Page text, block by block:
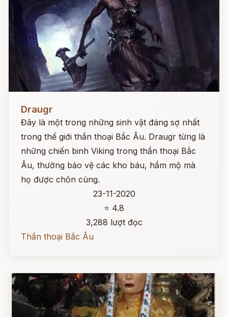
Draugr
Đây là một trong những sinh vật đáng sợ nhất
trong thế giới thần thoại Bắc Âu. Draugr từng là
những chiến binh Viking trong thần thoại Bắc
Âu, thường bảo vệ các kho báu, hầm mộ mà
họ được chôn cùng.
23-11-2020
⭐ 4.8
3,288 lượt đọc
Thần thoại Bắc Âu